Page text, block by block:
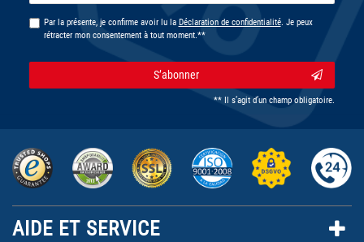
Par la présente, je confirme avoir lu la Déclaration de confidentialité. Je peux
rétracter mon consentement à tout moment.**
S’abonner
** Il s’agit d’un champ obligatoire.
AIDE ET SERVICE